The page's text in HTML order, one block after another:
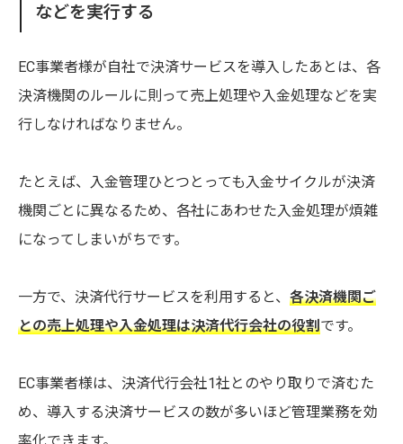
などを実行する
EC事業者様が自社で決済サービスを導入したあとは、各
決済機関のルールに則って売上処理や入金処理などを実
行しなければなりません。
たとえば、入金管理ひとつとっても入金サイクルが決済
機関ごとに異なるため、各社にあわせた入金処理が煩雑
になってしまいがちです。
一方で、決済代行サービスを利用すると、 各決済機関ご
との売上処理や入金処理は決済代行会社の役割です。
EC事業者様は、決済代行会社1社とのやり取りで済むた
め、導入する決済サービスの数が多いほど管理業務を効